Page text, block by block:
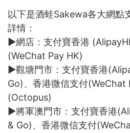
以下是酒蛙Sakewa各大網點
詳情：
►網店：支付寶香港
(WeChat Pay HK)
►觀塘門市：支付寶香港
Go)、香港微信支付(WeChat
(Octopus)
►將軍澳門市：支付寶香港
& Go)、香港微信支付